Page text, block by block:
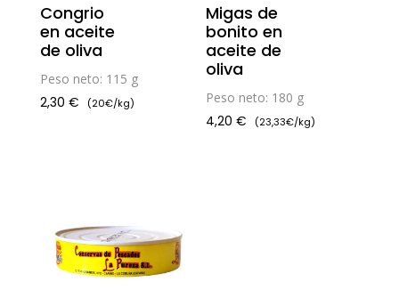
Congrio
en aceite
de oliva
Peso neto: 115 g
2,30 € (20€/kg)
Migas de
bonito en
aceite de
oliva
Peso neto: 180 g
4,20€ (23,33€/kg)